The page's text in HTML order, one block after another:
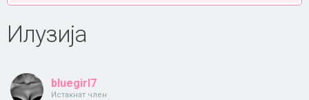
Илузија
bluegirl7
Истакнат член